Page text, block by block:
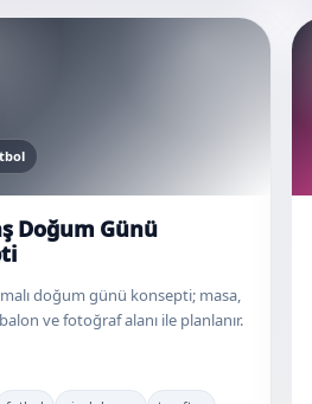
Doğum Günü
doğum günü konsepti; masa,
ve fotoğraf alanı ile planlanır.